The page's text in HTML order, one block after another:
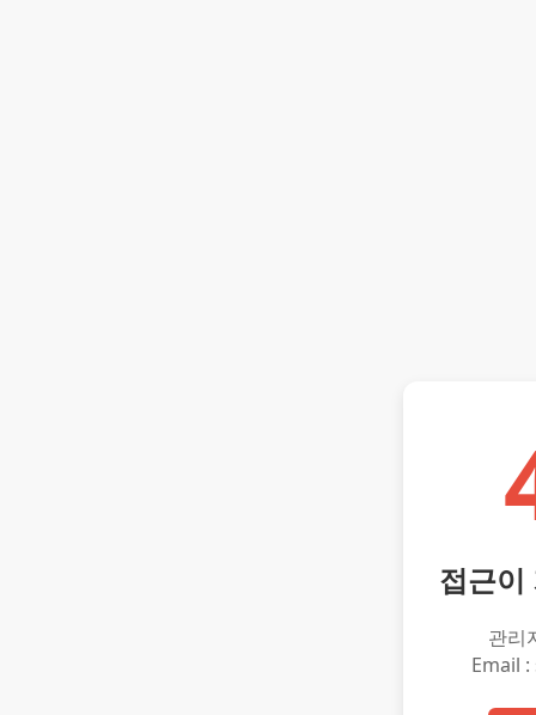
접근이
관리
Email